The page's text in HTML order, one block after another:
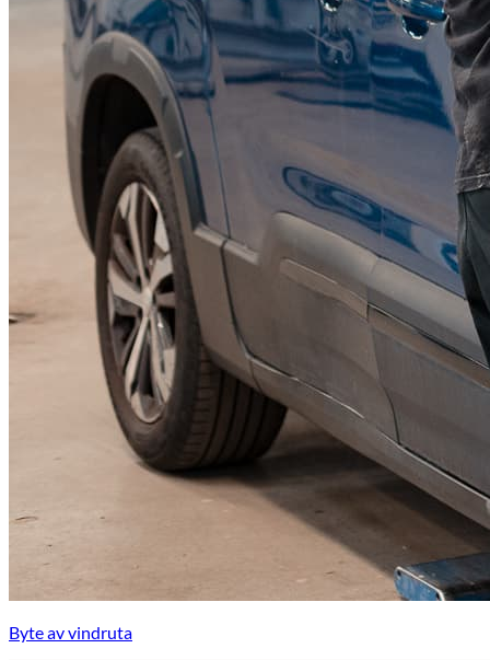
KGM Pickups
Fordonstyp
PickupTransportbilPersonbil
Visa alla fordon
Byte av vindruta